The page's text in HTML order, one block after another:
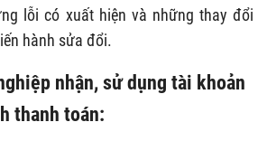
lỗi có xuất hiện và những thay đổi
hành sửa đổi.
nhận, sử dụng tài khoản
thanh toán: